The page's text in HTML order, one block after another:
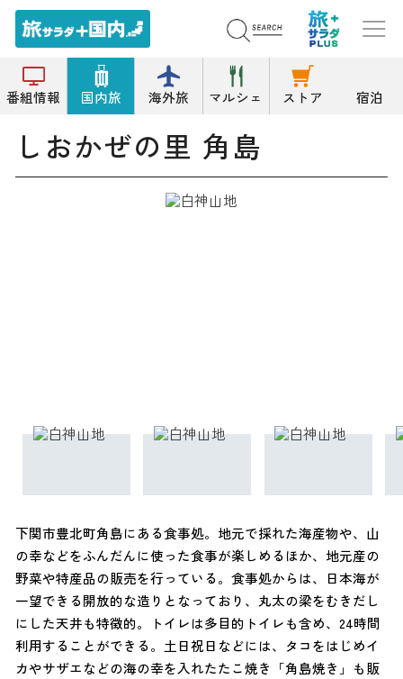
番組情報 国内旅 海外旅 マルシェ ストア 宿泊
トップ レストラン しおかぜの里 角島
しおかぜの里 角島
下関市豊北町角島にある食事処。地元で採れた海産物や、山
の幸などをふんだんに使った食事が楽しめるほか、地元産の
野菜や特産品の販売を行っている。食事処からは、日本海が
一望できる開放的な造りとなっており、丸太の梁をむきだし
にした天井も特徴的。トイレは多目的トイレも含め、24時間
利用することができる。土日祝日などには、タコをはじめイ
カやサザエなどの海の幸を入れたたこ焼き「角島焼き」も販